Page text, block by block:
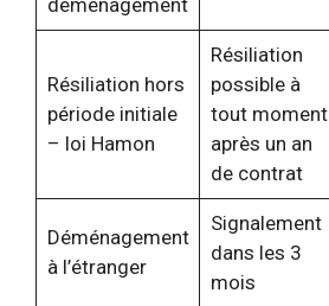
Résiliation hors
période initiale
– loi Hamon
Résiliation
possible à
tout moment
après un an
de contrat
Déménagement
à l’étranger
Signalement
dans les 3
mois